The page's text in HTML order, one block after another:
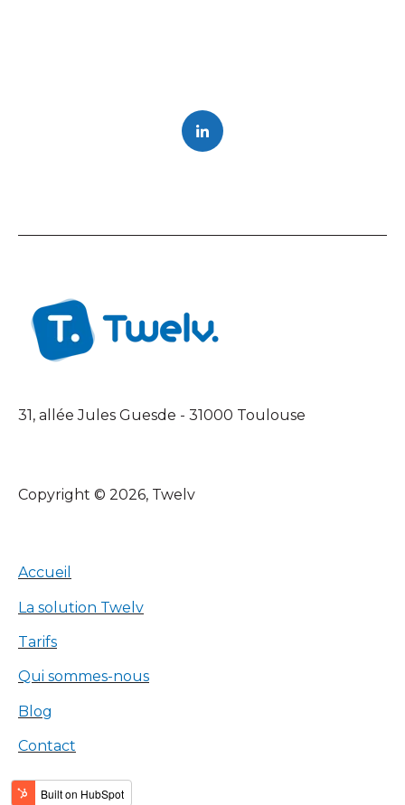
31, allée Jules Guesde - 31000 Toulouse
Copyright © 2026, Twelv
Accueil
La solution Twelv
Tarifs
Qui sommes-nous
Blog
Contact